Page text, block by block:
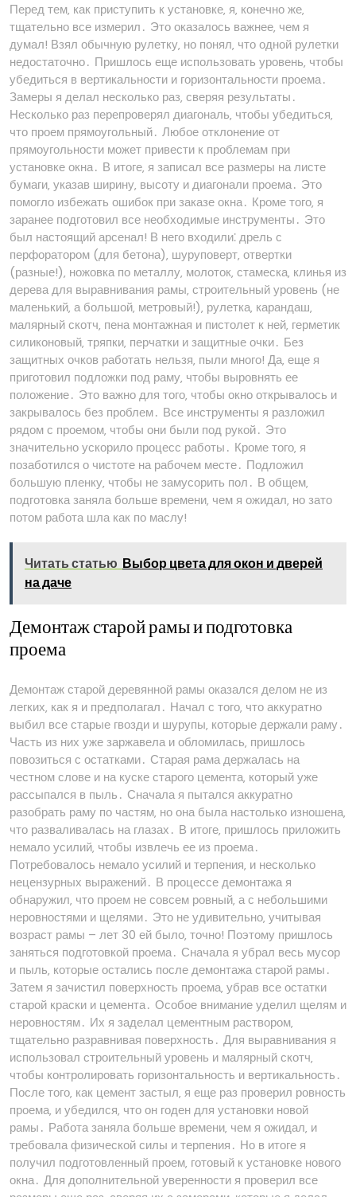
Перед тем‚ как приступить к установке‚ я‚ конечно же‚
тщательно все измерил․ Это оказалось важнее‚ чем я
думал! Взял обычную рулетку‚ но понял‚ что одной рулетки
недостаточно․ Пришлось еще использовать уровень‚ чтобы
убедиться в вертикальности и горизонтальности проема․
Замеры я делал несколько раз‚ сверяя результаты․
Несколько раз перепроверял диагональ‚ чтобы убедиться‚
что проем прямоугольный․ Любое отклонение от
прямоугольности может привести к проблемам при
установке окна․ В итоге‚ я записал все размеры на листе
бумаги‚ указав ширину‚ высоту и диагонали проема․ Это
помогло избежать ошибок при заказе окна․ Кроме того‚ я
заранее подготовил все необходимые инструменты․ Это
был настоящий арсенал! В него входили⁚ дрель с
перфоратором (для бетона)‚ шуруповерт‚ отвертки
(разные!)‚ ножовка по металлу‚ молоток‚ стамеска‚ клинья из
дерева для выравнивания рамы‚ строительный уровень (не
маленький‚ а большой‚ метровый!)‚ рулетка‚ карандаш‚
малярный скотч‚ пена монтажная и пистолет к ней‚ герметик
силиконовый‚ тряпки‚ перчатки и защитные очки․ Без
защитных очков работать нельзя‚ пыли много! Да‚ еще я
приготовил подложки под раму‚ чтобы выровнять ее
положение․ Это важно для того‚ чтобы окно открывалось и
закрывалось без проблем․ Все инструменты я разложил
рядом с проемом‚ чтобы они были под рукой․ Это
значительно ускорило процесс работы․ Кроме того‚ я
позаботился о чистоте на рабочем месте․ Подложил
большую пленку‚ чтобы не замусорить пол․ В общем‚
подготовка заняла больше времени‚ чем я ожидал‚ но зато
потом работа шла как по маслу!
Читать статью Выбор цвета для окон и дверей
на даче
Демонтаж старой рамы и подготовка
проема
Демонтаж старой деревянной рамы оказался делом не из
легких‚ как я и предполагал․ Начал с того‚ что аккуратно
выбил все старые гвозди и шурупы‚ которые держали раму․
Часть из них уже заржавела и обломилась‚ пришлось
повозиться с остатками․ Старая рама держалась на
честном слове и на куске старого цемента‚ который уже
рассыпался в пыль․ Сначала я пытался аккуратно
разобрать раму по частям‚ но она была настолько изношена‚
что разваливалась на глазах․ В итоге‚ пришлось приложить
немало усилий‚ чтобы извлечь ее из проема․
Потребовалось немало усилий и терпения‚ и несколько
нецензурных выражений․ В процессе демонтажа я
обнаружил‚ что проем не совсем ровный‚ а с небольшими
неровностями и щелями․ Это не удивительно‚ учитывая
возраст рамы – лет 30 ей было‚ точно! Поэтому пришлось
заняться подготовкой проема․ Сначала я убрал весь мусор
и пыль‚ которые остались после демонтажа старой рамы․
Затем я зачистил поверхность проема‚ убрав все остатки
старой краски и цемента․ Особое внимание уделил щелям и
неровностям․ Их я заделал цементным раствором‚
тщательно разравнивая поверхность․ Для выравнивания я
использовал строительный уровень и малярный скотч‚
чтобы контролировать горизонтальность и вертикальность․
После того‚ как цемент застыл‚ я еще раз проверил ровность
проема‚ и убедился‚ что он годен для установки новой
рамы․ Работа заняла больше времени‚ чем я ожидал‚ и
требовала физической силы и терпения․ Но в итоге я
получил подготовленный проем‚ готовый к установке нового
окна․ Для дополнительной уверенности я проверил все